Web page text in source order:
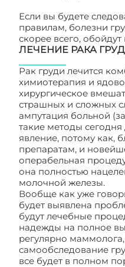
Если вы будете
правилам, болезни
скорее всего, обойдут
ЛЕЧЕНИЕ РАКА
Рак груди лечится
химиотерапия и
хирургическое
страшных и сложных
ампутация больной
такие методы
явление, потому как,
препаратам, и
операбельная
она полностью
молочной железы.
Вообще как уже
будет выявлена
будут лечебные
надежды на полное
регулярно
самообследование
все будет в полном